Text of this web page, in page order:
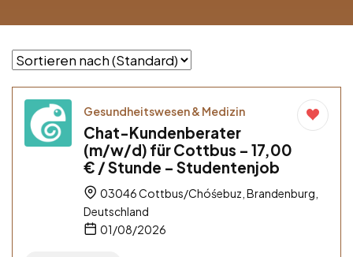
Gesundheitswesen & Medizin
Chat-Kundenberater
(m/w/d) für Cottbus – 17,00
€ / Stunde – Studentenjob
03046 Cottbus/Chóśebuz, Brandenburg,
Deutschland
01/08/2026